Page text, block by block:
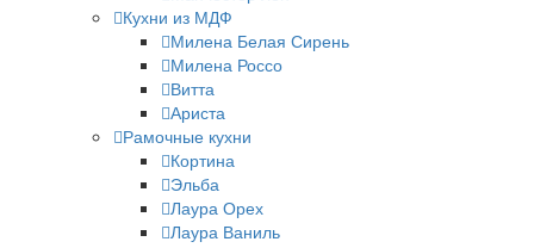
Кухни из МДФ
Милена Белая Сирень
Милена Россо
Витта
Ариста
Рамочные кухни
Кортина
Эльба
Лаура Орех
Лаура Ваниль